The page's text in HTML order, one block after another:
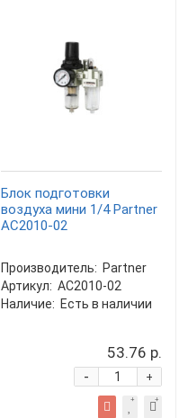
Блок подготовки
воздуха мини 1/4 Partner
AC2010-02
Производитель: Partner
Артикул: AC2010-02
Наличие: Есть в наличии
53.76 р.
+
-